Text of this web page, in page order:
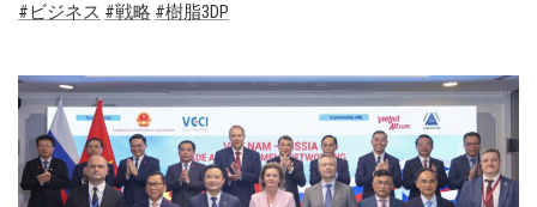
ビジネス
戦略 樹脂3DP